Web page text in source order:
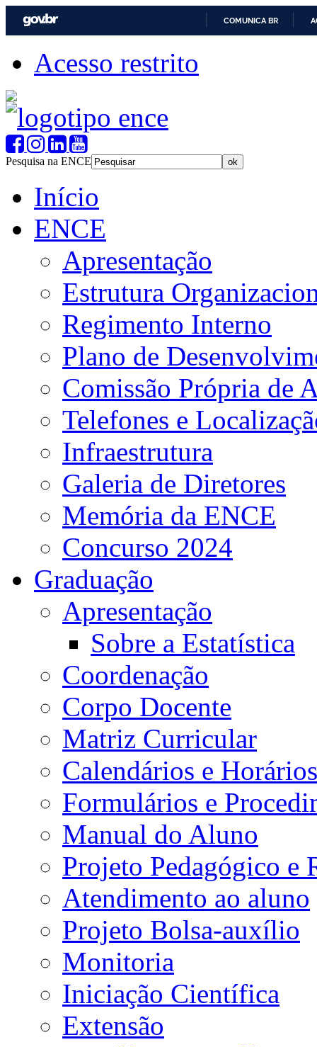
COMUNICA BR
Acesso restrito
Pesquisa na ENCE
Início
ENCE
Apresentação
Estrutura
Regimento Interno
Plano de
Comissão Própria de
Telefones e
Infraestrutura
Galeria de Diretores
Memória da ENCE
Concurso 2024
Graduação
Apresentação
Sobre a Estatística
Coordenação
Corpo Docente
Matriz Curricular
Calendários e Horários
Formulários e
Manual do Aluno
Projeto Pedagógico e
Atendimento ao aluno
Projeto Bolsa-auxílio
Monitoria
Iniciação Científica
Extensão